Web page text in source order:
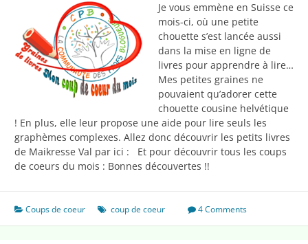
Je vous emmène en Suisse ce
mois-ci, où une petite
chouette s’est lancée aussi
dans la mise en ligne de
livres pour apprendre à lire…
Mes petites graines ne
pouvaient qu’adorer cette
chouette cousine helvétique
! En plus, elle leur propose une aide pour lire seuls les
graphèmes complexes. Allez donc découvrir les petits livres
de Maikresse Val par ici : Et pour découvrir tous les coups
de coeurs du mois : Bonnes découvertes !!
Coups de coeur coup de coeur 4 Comments